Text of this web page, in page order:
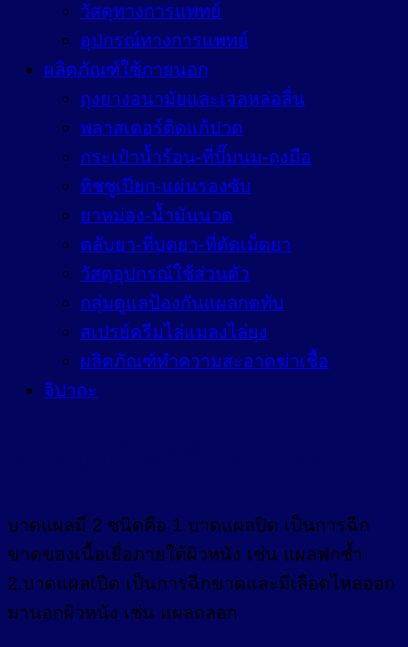
วัสดุทางการแพทย์
อุปกรณ์ทางการแพทย์
ผลิตภัณฑ์ใช้ภายนอก
ถุงยางอนามัยและเจลหล่อลื่น
พลาสเตอร์ติดแก้ปวด
กระเป๋าน้ำร้อน-ที่ปั๊มนม-ถุงมือ
ทิชชูเปียก-แผ่นรองซับ
ยาหม่อง-น้ำมันนวด
ตลับยา-ที่บดยา-ที่ตัดเม็ดยา
วัสดุอุปกรณ์ใช้ส่วนตัว
กลุ่มดูแลป้องกันแผลกดทับ
สเปรย์ครีมไล่แมลงไล่ยุง
ผลิตภัณฑ์ทำความสะอาดฆ่าเชื้อ
จิปาถะ
บาดแผลมี 2 ชนิดคือ 1.บาดแผลปิด เป็นการฉีก
ขาดของเนื้อเยื่อภายใต้ผิวหนัง เช่น แผลฟกช้ำ
2.บาดแผลเปิด เป็นการฉีกขาดและมีเลือดไหลออก
มานอกผิวหนัง เช่น แผลถลอก